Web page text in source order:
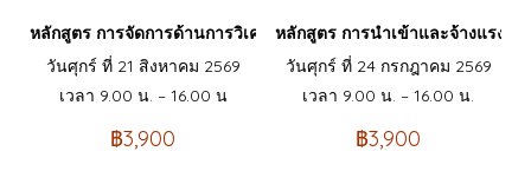
หลักสูตร การจัดการด้านการวิเคราะห์คุณค่า VE/VA Value Analysis
วันศุกร์ ที่ 21 สิงหาคม 2569
เวลา 9.00 น. – 16.00 น
฿3,900
หลักสูตร การนำเข้าและจ้างแรงง
วันศุกร์ ที่ 24 กรกฎาคม 2569
เวลา 9.00 น. – 16.00 น.
฿3,900